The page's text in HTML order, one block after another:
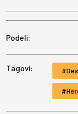
Podeli:
Tagovi: